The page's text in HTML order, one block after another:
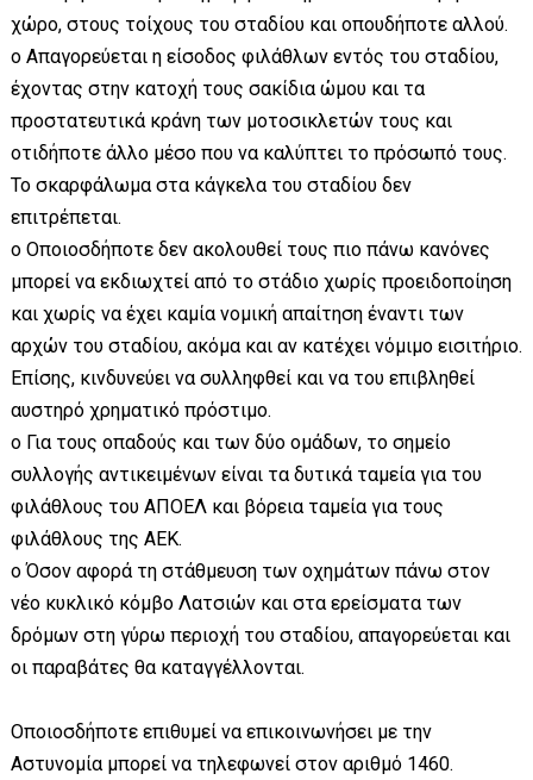
χώρο, στους τοίχους του σταδίου και οπουδήποτε αλλού.
o Απαγορεύεται η είσοδος φιλάθλων εντός του σταδίου,
έχοντας στην κατοχή τους σακίδια ώμου και τα
προστατευτικά κράνη των μοτοσικλετών τους και
οτιδήποτε άλλο μέσο που να καλύπτει το πρόσωπό τους.
Το σκαρφάλωμα στα κάγκελα του σταδίου δεν
επιτρέπεται.
o Οποιοσδήποτε δεν ακολουθεί τους πιο πάνω κανόνες
μπορεί να εκδιωχτεί από το στάδιο χωρίς προειδοποίηση
και χωρίς να έχει καμία νομική απαίτηση έναντι των
αρχών του σταδίου, ακόμα και αν κατέχει νόμιμο εισιτήριο.
Επίσης, κινδυνεύει να συλληφθεί και να του επιβληθεί
αυστηρό χρηματικό πρόστιμο.
o Για τους οπαδούς και των δύο ομάδων, το σημείο
συλλογής αντικειμένων είναι τα δυτικά ταμεία για του
φιλάθλους του ΑΠΟΕΛ και βόρεια ταμεία για τους
φιλάθλους της AEK.
o Όσον αφορά τη στάθμευση των οχημάτων πάνω στον
νέο κυκλικό κόμβο Λατσιών και στα ερείσματα των
δρόμων στη γύρω περιοχή του σταδίου, απαγορεύεται και
οι παραβάτες θα καταγγέλλονται.
Οποιοσδήποτε επιθυμεί να επικοινωνήσει με την
Αστυνομία μπορεί να τηλεφωνεί στον αριθμό 1460.